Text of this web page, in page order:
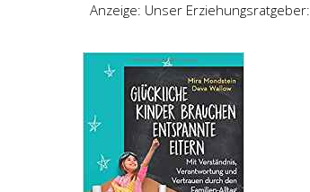
Anzeige: Unser Erziehungsratgeber: